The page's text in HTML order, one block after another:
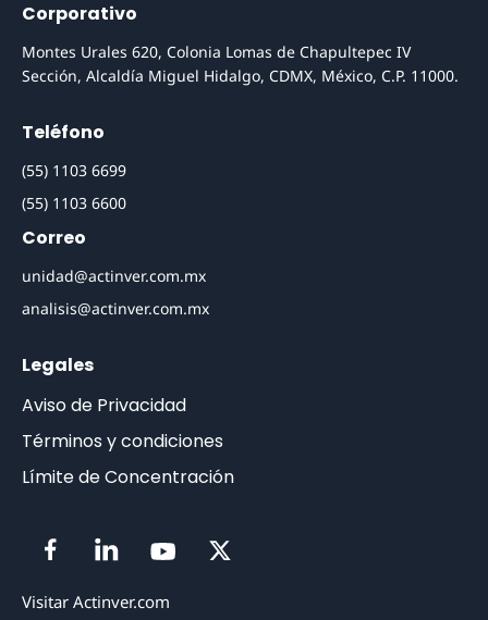
Corporativo
Montes Urales 620, Colonia Lomas de Chapultepec IV
Sección, Alcaldía Miguel Hidalgo, CDMX, México, C.P. 11000.
Teléfono
(55) 1103 6699
(55) 1103 6600
Correo
unidad@actinver.com.mx
analisis@actinver.com.mx
Legales
Aviso de Privacidad
Términos y condiciones
Límite de Concentración
Visitar Actinver.com